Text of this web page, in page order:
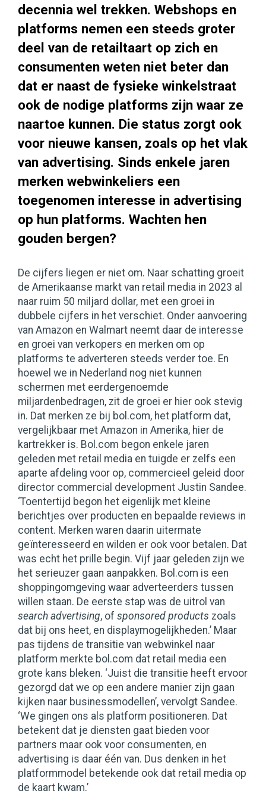
decennia wel trekken. Webshops en
platforms nemen een steeds groter
deel van de retailtaart op zich en
consumenten weten niet beter dan
dat er naast de fysieke winkelstraat
ook de nodige platforms zijn waar ze
naartoe kunnen. Die status zorgt ook
voor nieuwe kansen, zoals op het vlak
van advertising. Sinds enkele jaren
merken webwinkeliers een
toegenomen interesse in advertising
op hun platforms. Wachten hen
gouden bergen?
De cijfers liegen er niet om. Naar schatting groeit
de Amerikaanse markt van retail media in 2023 al
naar ruim 50 miljard dollar, met een groei in
dubbele cijfers in het verschiet. Onder aanvoering
van Amazon en Walmart neemt daar de interesse
en groei van verkopers en merken om op
platforms te adverteren steeds verder toe. En
hoewel we in Nederland nog niet kunnen
schermen met eerdergenoemde
miljardenbedragen, zit de groei er hier ook stevig
in. Dat merken ze bij bol.com, het platform dat,
vergelijkbaar met Amazon in Amerika, hier de
kartrekker is. Bol.com begon enkele jaren
geleden met retail media en tuigde er zelfs een
aparte afdeling voor op, commercieel geleid door
director commercial development Justin Sandee.
‘Toentertijd begon het eigenlijk met kleine
berichtjes over producten en bepaalde reviews in
content. Merken waren daarin uitermate
geïnteresseerd en wilden er ook voor betalen. Dat
was echt het prille begin. Vijf jaar geleden zijn we
het serieuzer gaan aanpakken. Bol.com is een
shoppingomgeving waar adverteerders tussen
willen staan. De eerste stap was de uitrol van
search advertising, of sponsored products zoals
dat bij ons heet, en displaymogelijkheden.’ Maar
pas tijdens de transitie van webwinkel naar
platform merkte bol.com dat retail media een
grote kans bleken. ‘Juist die transitie heeft ervoor
gezorgd dat we op een andere manier zijn gaan
kijken naar businessmodellen’, vervolgt Sandee.
‘We gingen ons als platform positioneren. Dat
betekent dat je diensten gaat bieden voor
partners maar ook voor consumenten, en
advertising is daar één van. Dus denken in het
platformmodel betekende ook dat retail media op
de kaart kwam.’